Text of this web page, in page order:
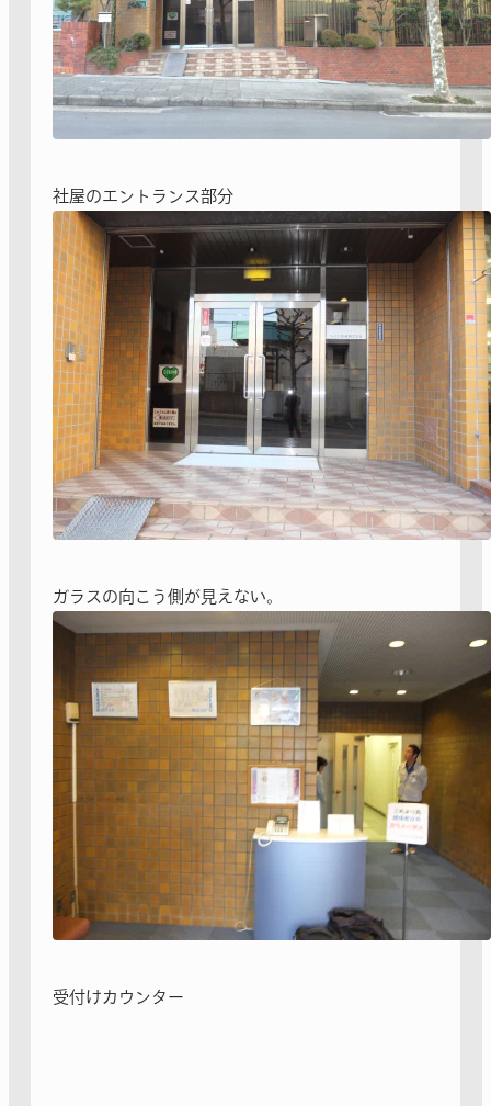
社屋のエントランス部分
ガラスの向こう側が見えない。
受付けカウンター